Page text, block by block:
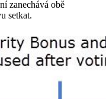
zanechává obě
setkat.